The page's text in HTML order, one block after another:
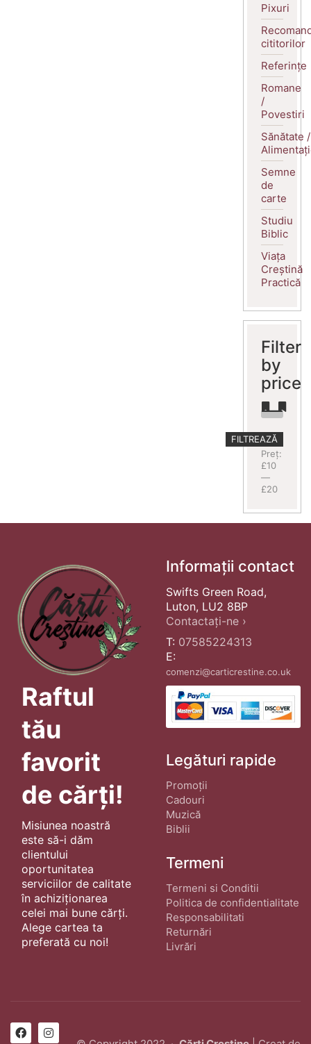
Pixuri
cititorilor
Referințe
Romane
/
Povestiri
Sănătate /
Semne
de
carte
Studiu
Biblic
Viața
Creștină
Practică
Filter
by
price
Preț
minim
Preț
maxim
FILTREAZĂ
Preț:
£10
—
£20
Raftul
tău
favorit
de cărți!
Misiunea noastră
este să-i dăm
clientului
oportunitatea
serviciilor de calitate
în achiziționarea
celei mai bune cărți.
Alege cartea ta
preferată cu noi!
Informații contact
Swifts Green Road,
Luton, LU2 8BP
Contactați-ne ›
T: 07585224313
E:
comenzi@carticrestine.co.uk
Legături rapide
Promoții
Cadouri
Muzică
Biblii
Termeni
Termeni si Conditii
Politica de confidentialitate
Responsabilitati
Returnări
Livrări